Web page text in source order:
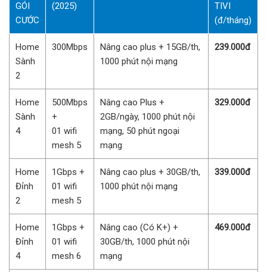
GÓI
CƯỚC
(2025)
TIVI
(đ/tháng)
Home
Sành
2
300Mbps
Nâng cao plus + 15GB/th,
1000 phút nội mạng
239.000đ
Home
Sành
4
500Mbps
+
01 wifi
mesh 5
Nâng cao Plus +
2GB/ngày, 1000 phút nội
mạng, 50 phút ngoại
mạng
329.000đ
Home
Đỉnh
2
1Gbps +
01 wifi
mesh 5
Nâng cao plus + 30GB/th,
1000 phút nội mạng
339.000đ
Home
Đỉnh
4
1Gbps +
01 wifi
mesh 6
Nâng cao (Có K+) +
30GB/th, 1000 phút nội
mạng
469.000đ